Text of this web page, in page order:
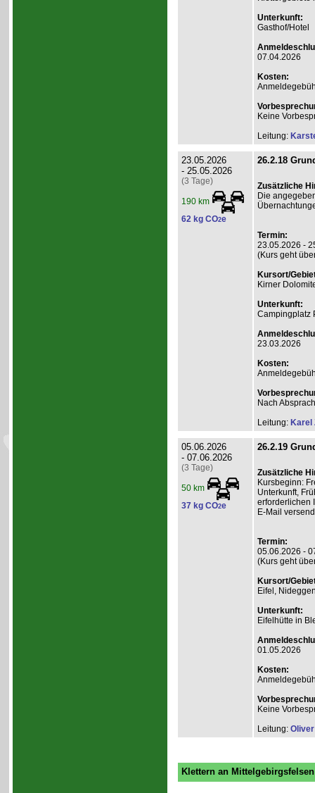
Unterkunft:
Gasthof/Hotel
07.04.2026
Kosten:
Keine
Leitung:
23.05.2026
- 25.05.2026
(3 Tage)
190 km
62 kg CO2e
26.2.18
Zusätzliche
Die
Termin:
23.05.2026 -
(Kurs geht
Kursort/
Kirner
Unterkunft:
Campingplatz
23.03.2026
Kosten:
Nach
Leitung: Karel
05.06.2026
- 07.06.2026
(3 Tage)
50 km
37 kg CO2e
26.2.19
Zusätzliche
Kursbeginn:
Unterkunft,
erforderlichen
E-Mail
Termin:
05.06.2026 -
(Kurs geht
Kursort/
Eifel,
Unterkunft:
Eifelhütte in
01.05.2026
Kosten:
Keine
Leitung:
Klettern an